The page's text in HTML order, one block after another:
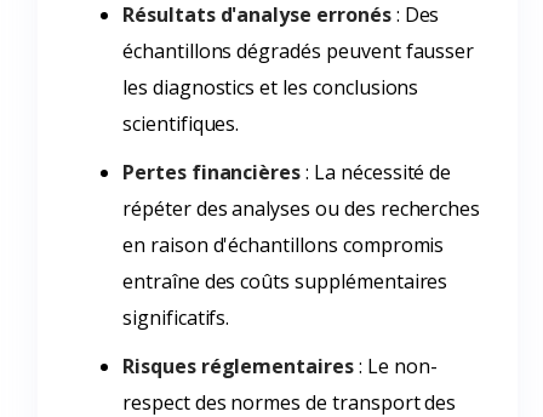
Résultats d'analyse erronés: Des
échantillons dégradés peuvent fausser
les diagnostics et les conclusions
scientifiques.
Pertes financières: La nécessité de
répéter des analyses ou des recherches
en raison d'échantillons compromis
entraîne des coûts supplémentaires
significatifs.
Risques réglementaires: Le non-
respect des normes de transport des